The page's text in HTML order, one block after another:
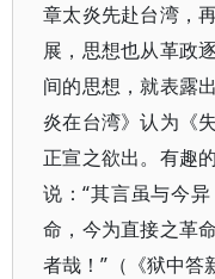
章太炎先赴台湾，
展，思想也从革政
间的思想，就表露
炎在台湾》认为《
正宣之欲出。有趣
说：“其言虽与今
命，今为直接之革
者哉！”（《狱中答